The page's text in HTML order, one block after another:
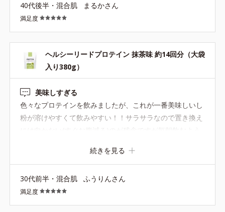
す。 また、ドラックストアなどにも売っているプロテイン
はシェイクしてもボトルの底にダマになってしまうことが
よくありましたが、ORBISのプロテインはすぐに溶けてく
れます。 プロテインを作る手間を感じさせないし、美味し
いからリピートします。
40代後半・混合肌 まるかさん
満足度
ヘルシーリードプロテイン 抹茶味 約14回分（大袋
入り380g）
美味しすぎる
色々なプロテインを飲みましたが、これが一番美味しいし
粉が溶けやすくて飲みやすい！！サラサラなので置き換え
には向かない(すぐお腹減る)のが残念ですが毎朝飲むよう
ます。お気に入りの飲み方は水100牛乳か豆乳100に粉で
続きを見る
30代前半・混合肌 ふうりんさん
満足度